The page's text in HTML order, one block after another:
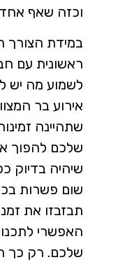
וכזה שאף
במידת הצורך
ראשונית עם
לשמוע מה יש
אירוע בר
שתהיינה
שלכם להפוך
שיהיה בדיוק
שום פשרות
תבזבזו את
האפשרי
שלכם. רק כך